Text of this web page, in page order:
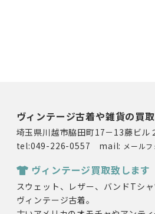
ヴィンテージ古着や雑貨の買
埼玉県川越市脇田町17－13藤ビル
tel:049-226-0557 mail: メール
ヴィンテージ買取致します
スウェット、レザー、バンドTシ
ヴィンテージ古着。